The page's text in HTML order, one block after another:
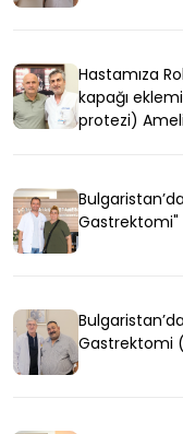
Hastamıza
kapağı
protezi)
Gastrektomi"
Gastrektomi